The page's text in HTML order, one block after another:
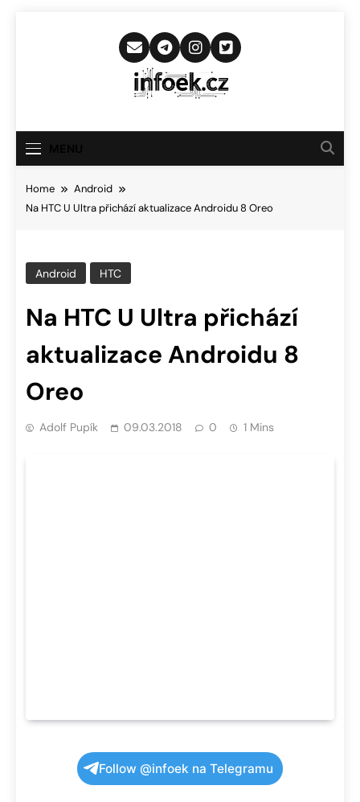
Infoek.cz
Novinkám
Home
Android
Na HTC U Ultra přichází aktualizace Androidu 8 Oreo
Android HTC
Na HTC U Ultra přichází
aktualizace Androidu 8
Oreo
Adolf Pupík 09.03.2018 0 1 Mins
Follow @infoek na Telegramu